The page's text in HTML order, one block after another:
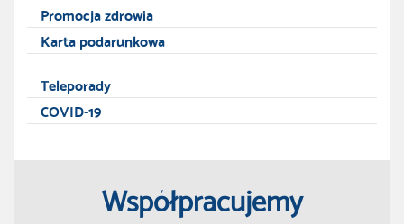
Promocja zdrowia
Karta podarunkowa
Teleporady
COVID-19
Współpracujemy